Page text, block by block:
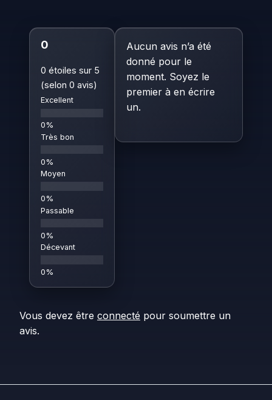
0
0 étoiles sur 5
(selon 0 avis)
Excellent
Très bon
Moyen
Passable
Décevant
Aucun avis n’a été
donné pour le
moment. Soyez le
premier à en écrire
un.
Vous devez être connecté pour soumettre un
avis.